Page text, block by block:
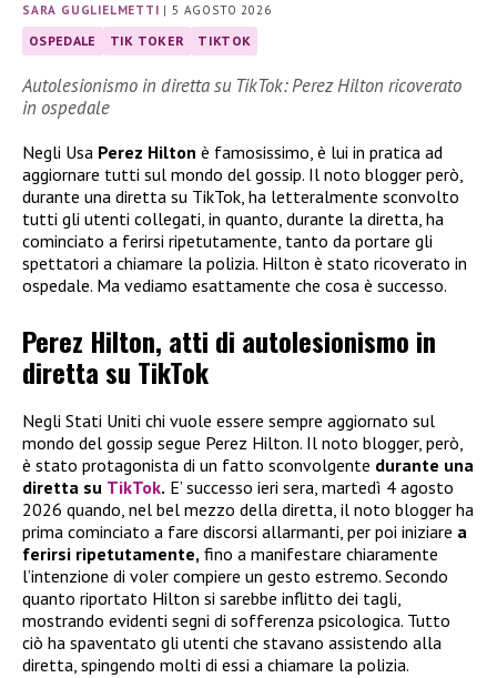
SARA GUGLIELMETTI |5 AGOSTO 2026
OSPEDALE TIK TOKER TIKTOK
Autolesionismo in diretta su TikTok: Perez Hilton ricoverato
in ospedale
Negli Usa Perez Hilton è famosissimo, è lui in pratica ad
aggiornare tutti sul mondo del gossip. Il noto blogger però,
durante una diretta su TikTok, ha letteralmente sconvolto
tutti gli utenti collegati, in quanto, durante la diretta, ha
cominciato a ferirsi ripetutamente, tanto da portare gli
spettatori a chiamare la polizia. Hilton è stato ricoverato in
ospedale. Ma vediamo esattamente che cosa è successo.
Perez Hilton, atti di autolesionismo in
diretta su TikTok
Negli Stati Uniti chi vuole essere sempre aggiornato sul
mondo del gossip segue Perez Hilton. Il noto blogger, però,
è stato protagonista di un fatto sconvolgente durante una
diretta su TikTok. E’ successo ieri sera, martedì 4 agosto
2026 quando, nel bel mezzo della diretta, il noto blogger ha
prima cominciato a fare discorsi allarmanti, per poi iniziare a
ferirsi ripetutamente, fino a manifestare chiaramente
l’intenzione di voler compiere un gesto estremo. Secondo
quanto riportato Hilton si sarebbe inflitto dei tagli,
mostrando evidenti segni di sofferenza psicologica. Tutto
ciò ha spaventato gli utenti che stavano assistendo alla
diretta, spingendo molti di essi a chiamare la polizia.